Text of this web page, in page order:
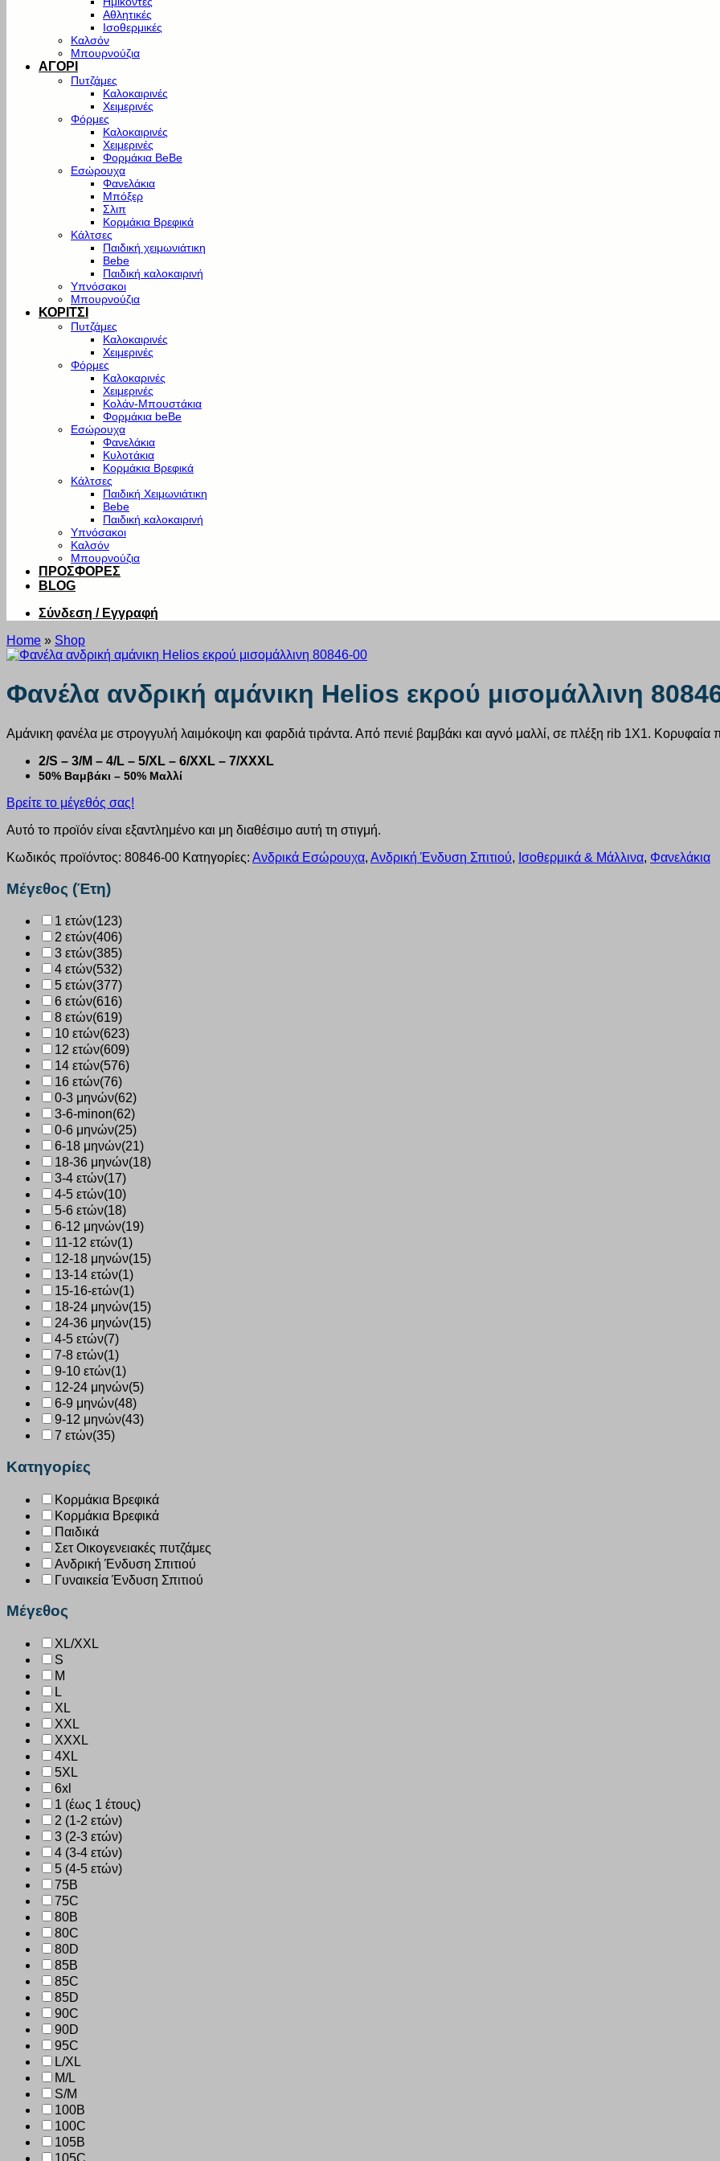
Αθλητικές
Ισοθερμικές
Καλσόν
Μπουρνούζια
ΑΓΟΡΙ
Πυτζάμες
Καλοκαιρινές
Χειμερινές
Φόρμες
Καλοκαιρινές
Χειμερινές
Φορμάκια BeBe
Εσώρουχα
Φανελάκια
Μπόξερ
Σλιπ
Κορμάκια Βρεφικά
Κάλτσες
Παιδική χειμωνιάτικη
Bebe
Παιδική καλοκαιρινή
Υπνόσακοι
Μπουρνούζια
ΚΟΡΙΤΣΙ
Πυτζάμες
Καλοκαιρινές
Χειμερινές
Φόρμες
Καλοκαρινές
Χειμερινές
Κολάν-Μπουστάκια
Φορμάκια beBe
Εσώρουχα
Φανελάκια
Κυλοτάκια
Κορμάκια Βρεφικά
Κάλτσες
Παιδική Χειμωνιάτικη
Bebe
Παιδική καλοκαιρινή
Υπνόσακοι
Καλσόν
Μπουρνούζια
ΠΡΟΣΦΟΡΕΣ
BLOG
Σύνδεση / Εγγραφή
Home » Shop
Φανέλα ανδρική αμάνικη Helios εκρού μισομάλλινη
Αμάνικη φανέλα με στρογγυλή λαιμόκοψη και φαρδιά τιράντα. Από πενιέ βαμβάκι και αγνό μαλλί, σε πλέξη rib 1X1. Κορυφαία
2/S – 3/M – 4/L – 5/XL – 6/XXL – 7/XXXL
50% Βαμβάκι – 50% Μαλλί
Βρείτε το μέγεθός σας!
Αυτό το προϊόν είναι εξαντλημένο και μη διαθέσιμο αυτή τη στιγμή.
Κωδικός προϊόντος: 80846-00 Κατηγορίες: Ανδρικά Εσώρουχα, Ανδρική Ένδυση Σπιτιού, Ισοθερμικά & Μάλλινα, Φανελάκια
Μέγεθος (Έτη)
1 ετών(123)
2 ετών(406)
3 ετών(385)
4 ετών(532)
5 ετών(377)
6 ετών(616)
8 ετών(619)
10 ετών(623)
12 ετών(609)
14 ετών(576)
16 ετών(76)
0-3 μηνών(62)
3-6-minon(62)
0-6 μηνών(25)
6-18 μηνών(21)
18-36 μηνών(18)
3-4 ετών(17)
4-5 ετών(10)
5-6 ετών(18)
6-12 μηνών(19)
11-12 ετών(1)
12-18 μηνών(15)
13-14 ετών(1)
15-16-ετών(1)
18-24 μηνών(15)
24-36 μηνών(15)
4-5 ετών(7)
7-8 ετών(1)
9-10 ετών(1)
12-24 μηνών(5)
6-9 μηνών(48)
9-12 μηνών(43)
7 ετών(35)
Κατηγορίες
Κορμάκια Βρεφικά
Κορμάκια Βρεφικά
Παιδικά
Σετ Οικογενειακές πυτζάμες
Ανδρική Ένδυση Σπιτιού
Γυναικεία Ένδυση Σπιτιού
Μέγεθος
XL/XXL
S
M
L
XL
XXL
XXXL
4XL
5XL
6xl
1 (έως 1 έτους)
2 (1-2 ετών)
3 (2-3 ετών)
4 (3-4 ετών)
5 (4-5 ετών)
75B
75C
80B
80C
80D
85B
85C
85D
90C
90D
95C
L/XL
M/L
S/M
100B
100C
105B